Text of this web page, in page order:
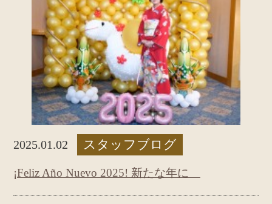
2025.01.02 スタッフブログ
¡Feliz Año Nuevo 2025! 新たな年に